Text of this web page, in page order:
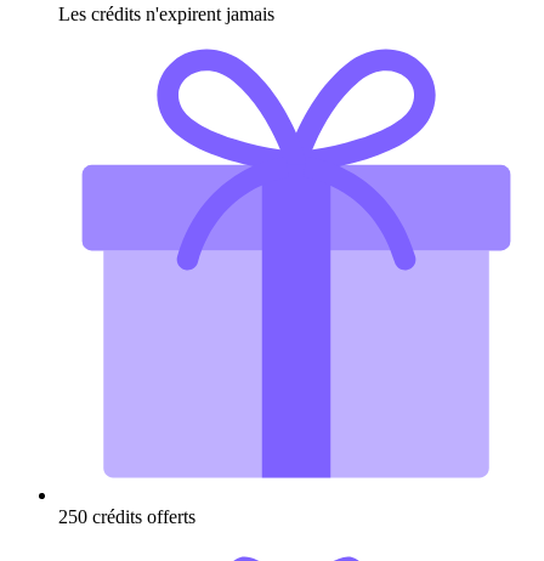
Les crédits n'expirent jamais
250 crédits offerts